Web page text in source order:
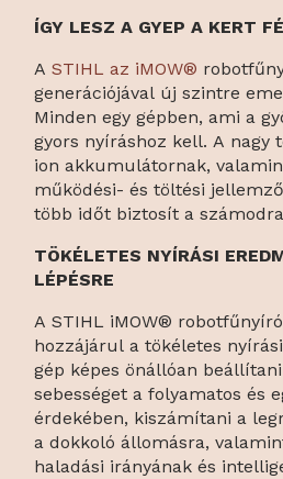
ÍGY LESZ A GYEP A KERT
ASTIHL az iMOW®
generációjával új szintre
Minden egy gépben, ami a
gyors nyíráshoz kell. A
ion akkumulátornak,
működési- és töltési
több időt biztosít a
TÖKÉLETES NYÍRÁSI
LÉPÉSRE
A STIHL iMOW®
hozzájárul a tökéletes
gép képes önállóan
sebességet a folyamatos és
érdekében, kiszámítani a
a dokkoló állomásra,
haladási irányának és